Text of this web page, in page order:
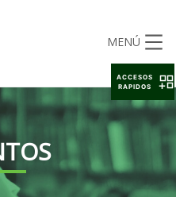
MENÚ
ACCESOS
RAPIDOS